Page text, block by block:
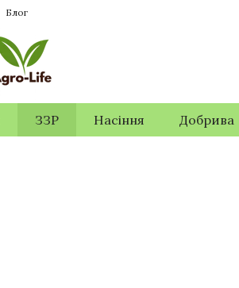
Блог
ЗЗР Насіння Добрива